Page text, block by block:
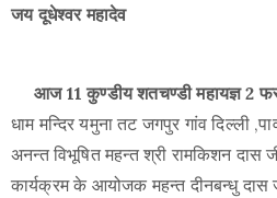
जय दूधेश्वर महादेव
आज 11 कुण्डीय शतचण्डी महायज्ञ 2
धाम मन्दिर यमुना तट जगपुर गांव दिल्ली
अनन्त विभूषित महन्त श्री रामकिशन दास
कार्यक्रम के आयोजक महन्त दीनबन्धु दास